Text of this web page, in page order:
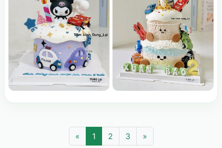
« 1 2 3 »